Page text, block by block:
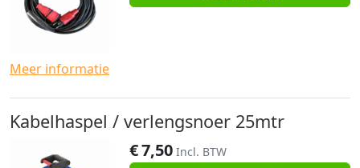
Meer informatie
Kabelhaspel / verlengsnoer 25mtr
€7,50 Incl. BTW